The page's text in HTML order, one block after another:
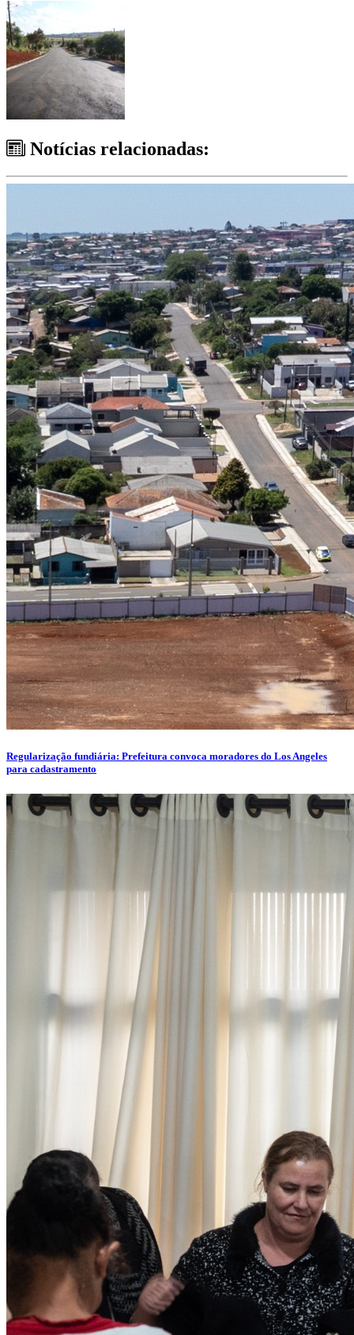
Notícias relacionadas:
Regularização fundiária: Prefeitura convoca moradores do Los Angeles
para cadastramento